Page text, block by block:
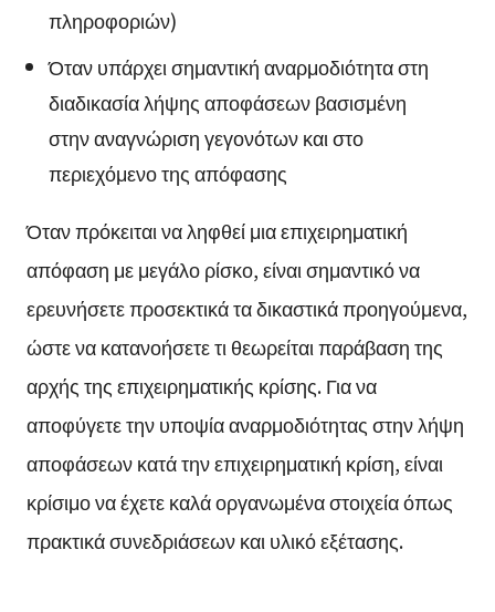
πληροφοριών)
Όταν υπάρχει σημαντική αναρμοδιότητα στη
διαδικασία λήψης αποφάσεων βασισμένη
στην αναγνώριση γεγονότων και στο
περιεχόμενο της απόφασης
Όταν πρόκειται να ληφθεί μια επιχειρηματική
απόφαση με μεγάλο ρίσκο, είναι σημαντικό να
ερευνήσετε προσεκτικά τα δικαστικά προηγούμενα,
ώστε να κατανοήσετε τι θεωρείται παράβαση της
αρχής της επιχειρηματικής κρίσης. Για να
αποφύγετε την υποψία αναρμοδιότητας στην λήψη
αποφάσεων κατά την επιχειρηματική κρίση, είναι
κρίσιμο να έχετε καλά οργανωμένα στοιχεία όπως
πρακτικά συνεδριάσεων και υλικό εξέτασης.